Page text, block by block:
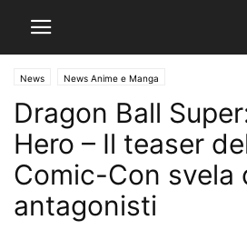
News News Anime e Manga
Dragon Ball
Hero – Il teaser
Comic-Con svela
antagonisti